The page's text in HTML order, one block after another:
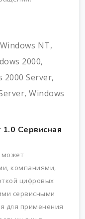
NT,
2000,
2000 Server,
Windows
Сервисная
компаниями,
цифровых
сервисными
для применения